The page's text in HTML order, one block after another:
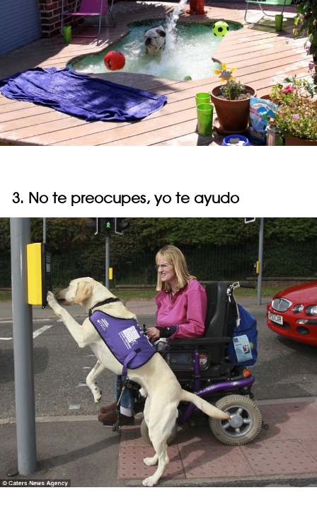
3. No te preocupes, yo te ayudo